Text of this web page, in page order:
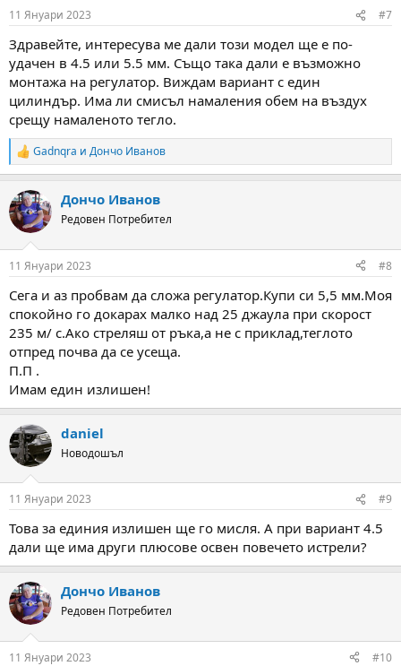
11 Януари 2023 #7
Здравейте, интересува ме дали този модел ще е по-
удачен в 4.5 или 5.5 мм. Също така дали е възможно
монтажа на регулатор. Виждам вариант с един
цилиндър. Има ли смисъл намаления обем на въздух
срещу намаленото тегло.
R
e
c
t
i
s
Gadnqra и Дончо Иванов
Дончо Иванов
Редовен Потребител
11 Януари 2023 #8
Сега и аз пробвам да сложа регулатор.Купи си 5,5 мм.Моя
спокойно го докарах малко над 25 джаула при скорост
235 м/ с.Ако стреляш от ръка,а не с приклад,теглото
отпред почва да се усеща.
П.П .
Имам един излишен!
daniel
Новодошъл
11 Януари 2023 #9
Това за единия излишен ще го мисля. А при вариант 4.5
дали ще има други плюсове освен повечето истрели?
Дончо Иванов
Редовен Потребител
11 Януари 2023 #10